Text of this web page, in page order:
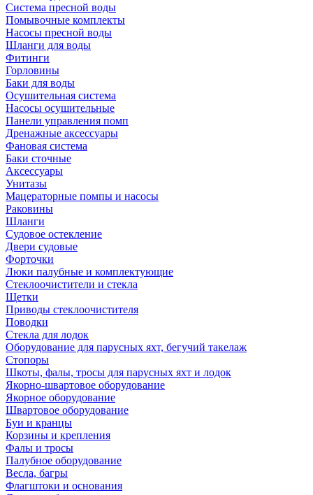
Система пресной воды
Помывочные комплекты
Насосы пресной воды
Шланги для воды
Фитинги
Горловины
Баки для воды
Осушительная система
Насосы осушительные
Панели управления помп
Дренажные аксессуары
Фановая система
Баки сточные
Аксессуары
Унитазы
Мацераторные помпы и насосы
Раковины
Шланги
Судовое остекление
Двери судовые
Форточки
Люки палубные и комплектующие
Стеклоочистители и стекла
Щетки
Приводы стеклоочистителя
Поводки
Стекла для лодок
Оборудование для парусных яхт, бегучий такелаж
Стопоры
Шкоты, фалы, тросы для парусных яхт и лодок
Якорно-швартовое оборудование
Якорное оборудование
Швартовое оборудование
Буи и кранцы
Корзины и крепления
Фалы и тросы
Палубное оборудование
Весла, багры
Флагштоки и основания